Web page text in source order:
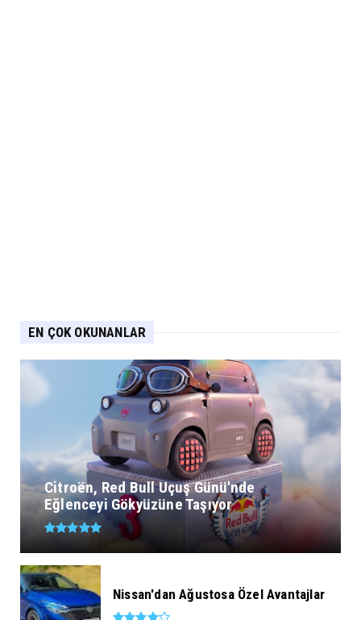
EN ÇOK OKUNANLAR
Citroën, Red Bull Uçuş Günü'nde
Eğlenceyi Gökyüzüne Taşıyor
Nissan'dan Ağustosa Özel Avantajlar